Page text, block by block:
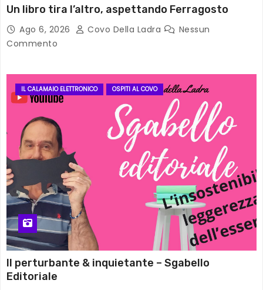
Un libro tira l’altro, aspettando Ferragosto
Ago 6, 2026 Covo Della Ladra
Nessun
Commento
IL CALAMAIO ELETTRONICO OSPITI AL COVO
Il perturbante & inquietante – Sgabello
Editoriale